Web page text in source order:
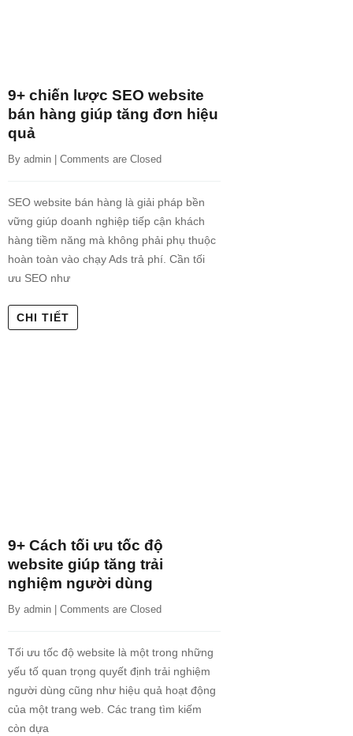
9+ chiến lược SEO website
bán hàng giúp tăng đơn hiệu
quả
By admin | Comments are Closed
SEO website bán hàng là giải pháp bền
vững giúp doanh nghiệp tiếp cận khách
hàng tiềm năng mà không phải phụ thuộc
hoàn toàn vào chạy Ads trả phí. Cần tối
ưu SEO như
CHI TIẾT
9+ Cách tối ưu tốc độ
website giúp tăng trải
nghiệm người dùng
By admin Comments are Closed
Tối ưu tốc độ website là một trong những
yếu tố quan trọng quyết định trải nghiệm
người dùng cũng như hiệu quả hoạt động
của một trang web. Các trang tìm kiếm
còn dựa